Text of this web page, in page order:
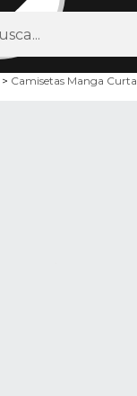
> Camisetas Manga Curta